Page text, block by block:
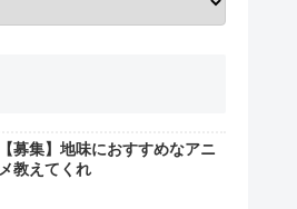
【募集】地味におすすめなアニ
メ教えてくれ